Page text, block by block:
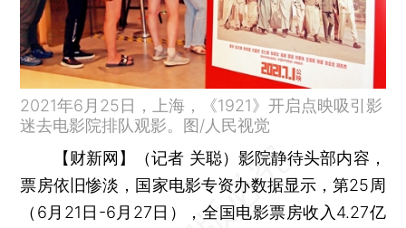
2021年6月25日，上海，《1921》开启点映吸引影
迷去电影院排队观影。图/人民视觉
【财新网】（记者 关聪） 影院静待头部内容，
票房依旧惨淡，国家电影专资办数据显示，第25周
（6月21日-6月27日），全国电影票房收入4.27亿